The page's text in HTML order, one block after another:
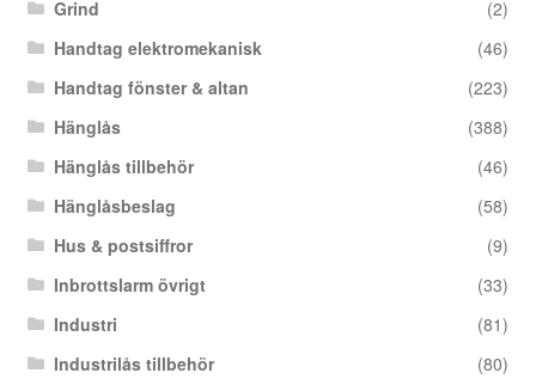
Grind
(2)
Handtag elektromekanisk
(46)
Handtag fönster & altan
(223)
Hänglås
(388)
Hänglås tillbehör
(46)
Hänglåsbeslag
(58)
Hus & postsiffror
(9)
Inbrottslarm övrigt
(33)
Industri
(81)
Industrilås tillbehör
(80)